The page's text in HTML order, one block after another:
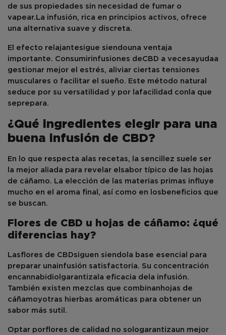
de sus propiedades sin necesidad de fumar o
vapear. La infusión, rica en principios activos, ofrece
una alternativa suave y discreta.
El efecto relajantesigue siendouna ventaja
importante. Consumirinfusiones deCBD a vecesayudaa
gestionar mejor el estrés, aliviar ciertas tensiones
musculares o facilitar el sueño. Este método natural
seduce por su versatilidad y por lafacilidad con la que
seprepara.
¿Qué ingredientes elegir para una
buena infusión de CBD?
En lo que respecta a las recetas, la sencillez suele ser
la mejor aliada para revelar el sabor típico de las hojas
de cáñamo. La elección de las materias primas influye
mucho en el aroma final, así como en los beneficios que
se buscan.
Flores de CBD u hojas de cáñamo: ¿qué
diferencias hay?
Lasflores de CBDsiguen siendo la base esencial para
preparar unainfusión satisfactoria. Su concentración
encannabidiol garantiza la eficacia de la infusión.
También existen mezclas que combinan hojas de
cáñamoyotras hierbas aromáticas para obtener un
sabor más sutil.
Optar porflores de calidad no sologarantizaun mejor